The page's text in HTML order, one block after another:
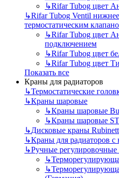
↳Rifar Tubog цвет
↳Rifar Tubog Ventil
термостатическим
↳Rifar Tubog цвет
подключением
↳Rifar Tubog цвет
↳Rifar Tubog цвет
Показать все
Краны для радиаторов
↳Термостатические
↳Краны шаровые
↳Краны шаровые
↳Краны шаровые
↳Дисковые краны
↳Краны для радиаторов
↳Ручные
↳
↳